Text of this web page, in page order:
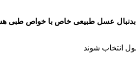
انتخاب شوند